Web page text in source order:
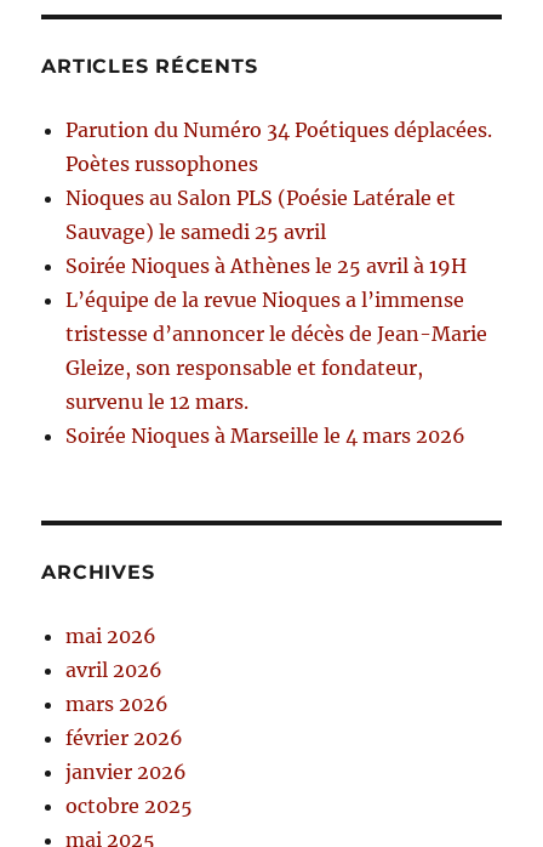
ARTICLES RÉCENTS
Parution du Numéro 34 Poétiques déplacées.
Poètes russophones
Nioques au Salon PLS (Poésie Latérale et
Sauvage) le samedi 25 avril
Soirée Nioques à Athènes le 25 avril à 19H
L’équipe de la revue Nioques a l’immense
tristesse d’annoncer le décès de Jean-Marie
Gleize, son responsable et fondateur,
survenu le 12 mars.
Soirée Nioques à Marseille le 4 mars 2026
ARCHIVES
mai 2026
avril 2026
mars 2026
février 2026
janvier 2026
octobre 2025
mai 2025